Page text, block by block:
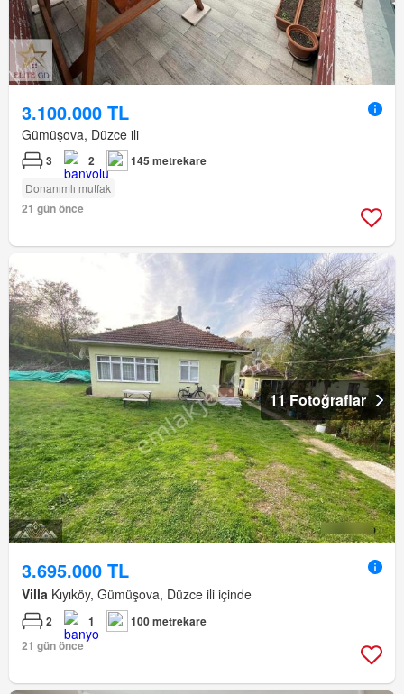
3.100.000 TL
Gümüşova, Düzce ili
3 2 145 metrekare
Donanımlı mutfak
21 gün önce
11 Fotoğraflar
3.695.000 TL
Villa Kıyıköy, Gümüşova, Düzce ili içinde
2 1
100 metrekare
21 gün önce